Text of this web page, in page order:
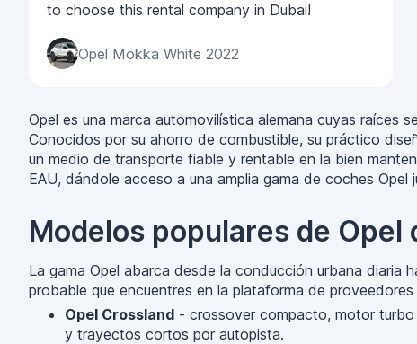
to choose this rental company in Dubai!
Opel Mokka White 2022
Opel es una marca automovilística alemana cuyas raíces
Conocidos por su ahorro de combustible, su práctico
un medio de transporte fiable y rentable en la bien
EAU, dándole acceso a una amplia gama de coches
Modelos populares de Opel
La gama Opel abarca desde la conducción urbana diaria
probable que encuentres en la plataforma de
Opel Crossland - crossover compacto, motor turbo
y trayectos cortos por autopista.